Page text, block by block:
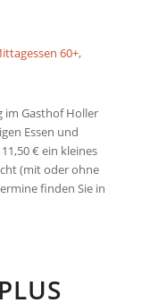
60+,
im Gasthof Holler
Essen und
€ ein kleines
(mit oder ohne
finden Sie in